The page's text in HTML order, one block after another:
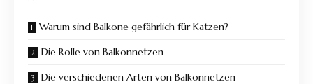
Warum sind Balkone gefährlich für Katzen?
Die Rolle von Balkonnetzen
Die verschiedenen Arten von Balkonnetzen